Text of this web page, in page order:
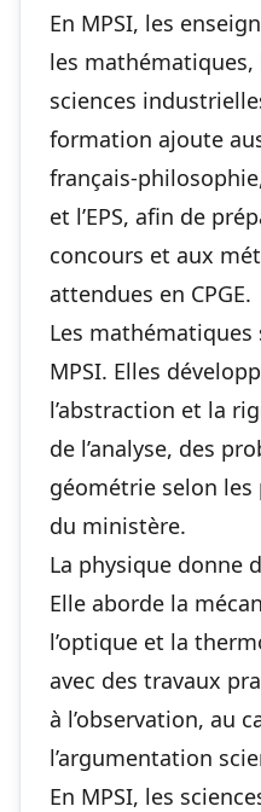
En MPSI, les
les
sciences
formation ajoute
français-
et l’EPS, afin de
concours et aux
attendues en CPGE.
Les
MPSI. Elles
l’abstraction et la
de l’analyse, des
géométrie selon
du ministère.
La physique donne
Elle aborde la
l’optique et la
avec des travaux
à l’observation, au
l’argumentation
En MPSI, les